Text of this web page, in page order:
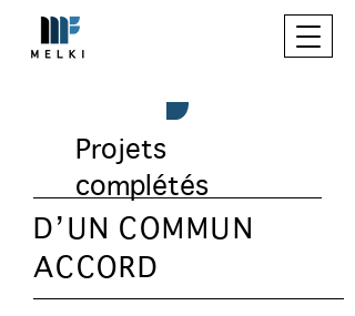
Projets
complétés
D’UN COMMUN
ACCORD